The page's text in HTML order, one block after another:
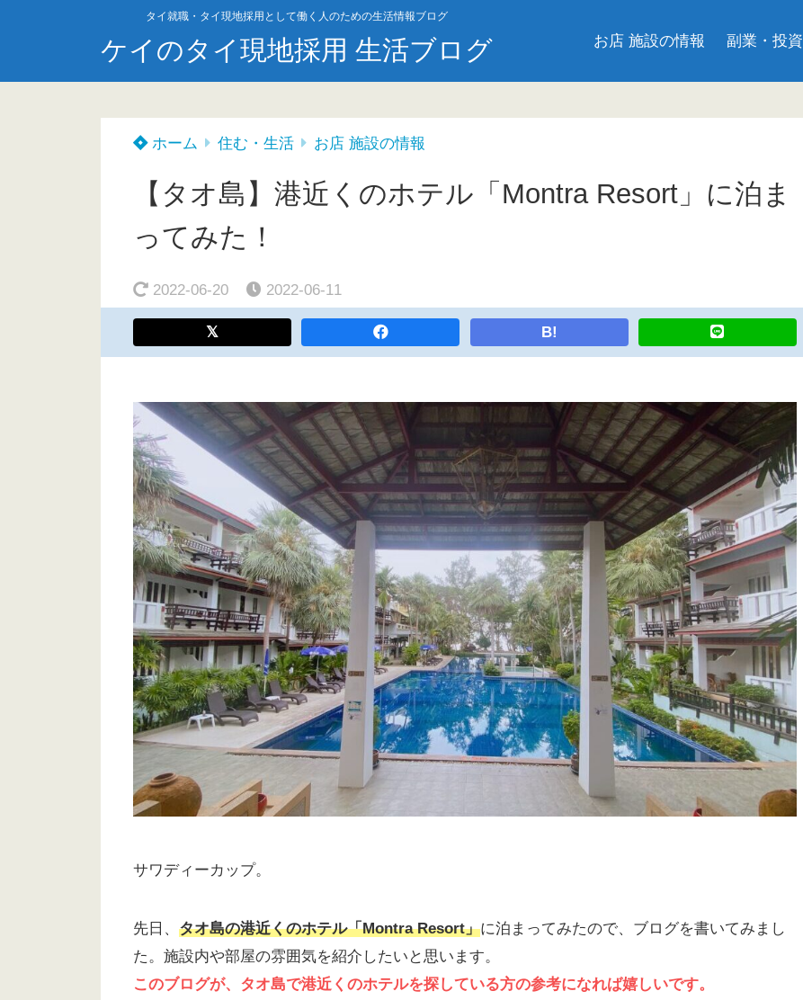
タイ就職・タイ現地採用として働く人のための生活情報ブログ
ケイのタイ現地採用 生活ブログ お店 施設の情報 副業・投資
ホーム 住む・生活 お店 施設の情報
【タオ島】港近くのホテル「Montra Resort」に泊ま
ってみた！
2022-06-20 2022-06-11
B!
サワディーカップ。
先日、 タオ島の港近くのホテル「Montra Resort」に泊まってみたので、ブログを書いてみまし
た。施設内や部屋の雰囲気を紹介したいと思います。
このブログが、タオ島で港近くのホテルを探している方の参考になれば嬉しいです。